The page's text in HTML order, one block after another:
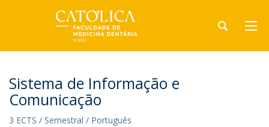
Sistema de Informação e
Comunicação
3 ECTS / Semestral / Português